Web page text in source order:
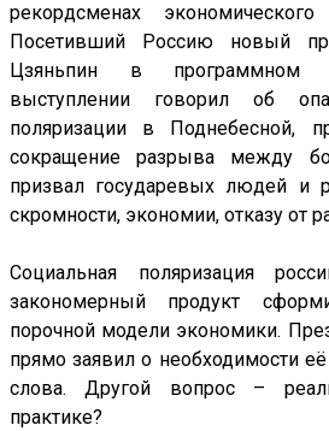
рекордсменах
Посетивший Россию новый
Цзяньпин в программном
выступлении говорил об
поляризации в Поднебесной,
сокращение разрыва между
призвал государевых людей и
скромности, экономии, отказу от
Социальная поляризация
закономерный продукт
порочной модели экономики.
прямо заявил о необходимости
слова. Другой вопрос –
практике?